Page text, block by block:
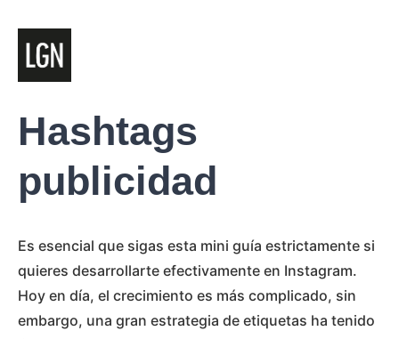
Hashtags
publicidad
Es esencial que sigas esta mini guía estrictamente si
quieres desarrollarte efectivamente en Instagram.
Hoy en día, el crecimiento es más complicado, sin
embargo, una gran estrategia de etiquetas ha tenido